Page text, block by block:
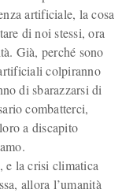
artificiale, la cosa
di noi stessi, ora
Già, perché sono
colpiranno
di sbarazzarsi di
combatterci,
a discapito
e la crisi climatica
allora l’umanità